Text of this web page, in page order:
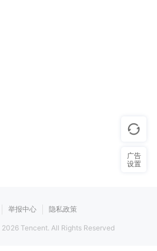
举报中心 隐私政策
2026Tencent. All Rights Reserved
广告
设置